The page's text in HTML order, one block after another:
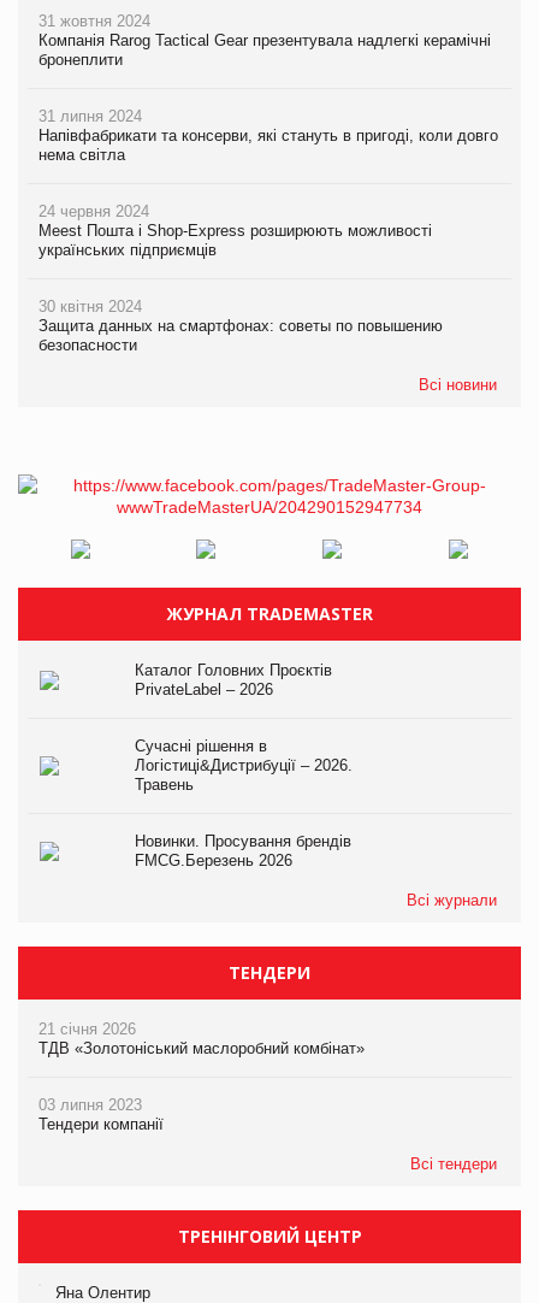
31 жовтня 2024
Компанія Rarog Tactical Gear презентувала надлегкі керамічні
бронеплити
31 липня 2024
Напівфабрикати та консерви, які стануть в пригоді, коли довго
нема світла
24 червня 2024
Meest Пошта і Shop-Express розширюють можливості
українських підприємців
30 квітня 2024
Защита данных на смартфонах: советы по повышению
безопасности
Всі новини
ЖУРНАЛ TRADEMASTER
Каталог Головних Проєктів
PrivateLabel – 2026
Сучасні рішення в
Логістиці&Дистрибуції – 2026.
Травень
Новинки. Просування брендів
FMCG.Березень 2026
Всі журнали
ТЕНДЕРИ
21 січня 2026
ТДВ «Золотоніський маслоробний комбінат»
03 липня 2023
Тендери компанії
Всі тендери
ТРЕНІНГОВИЙ ЦЕНТР
Яна Олентир